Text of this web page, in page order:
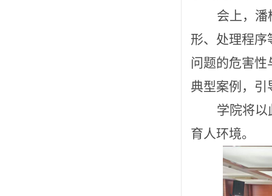
会上，潘
形、处理程序
问题的危害
典型案例，引
学院将以
育人环境。